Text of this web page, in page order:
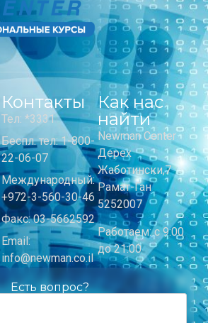
Контакты
Тел: *3331
Беспл. тел: 1-800-
22-06-07
Международный:
+972-3-560-30-46
Факс: 03-5662592
Email:
info@newman.co.il
Как нас
найти
Newman Center
Дерех
Жаботински,7
Рамат-Ган
5252007
Работаем: с 9:00
до 21:00
Есть вопрос?